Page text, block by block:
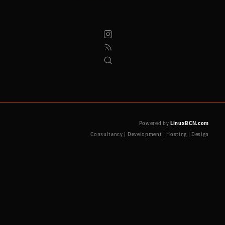
Powered by LinuxBCN.com
Consultancy | Development | Hosting | Design